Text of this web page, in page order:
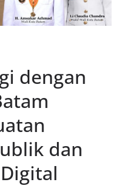
dengan
dan